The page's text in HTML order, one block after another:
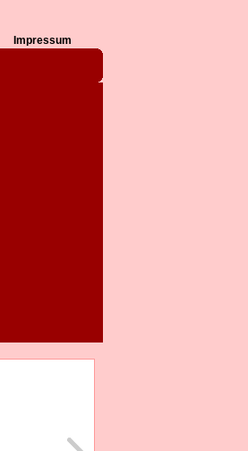
Impressum